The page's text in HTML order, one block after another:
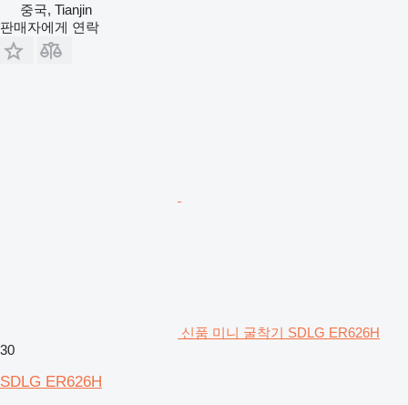
중국, Tianjin
판매자에게 연락
신품 미니 굴착기 SDLG ER626H
30
SDLG ER626H